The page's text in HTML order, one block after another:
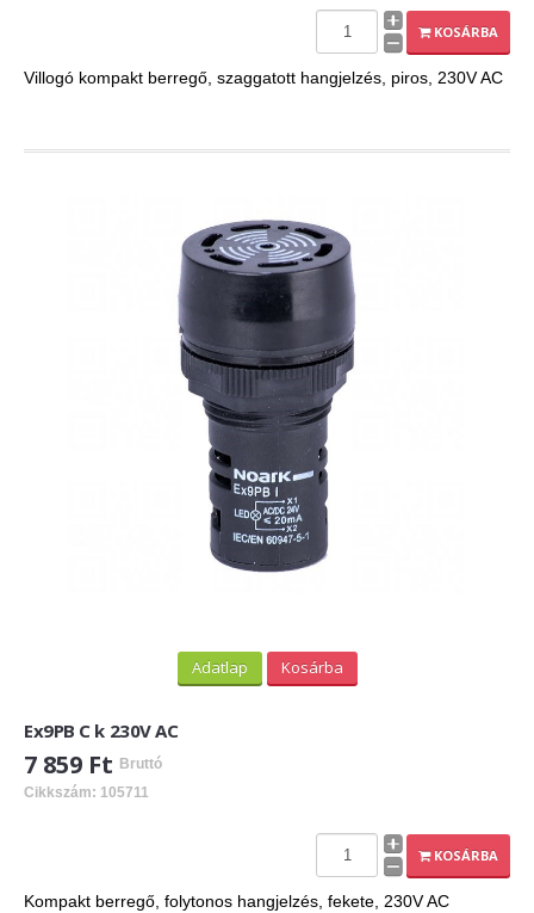
KOSÁRBA
Villogó kompakt berregő, szaggatott hangjelzés, piros, 230V AC
Adatlap Kosárba
Ex9PB C k 230V AC
7 859 Ft Bruttó
Cikkszám: 105711
KOSÁRBA
Kompakt berregő, folytonos hangjelzés, fekete, 230V AC